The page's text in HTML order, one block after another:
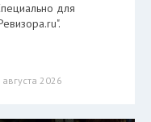
для
августа 2026